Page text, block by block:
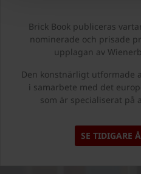
Brick Book publiceras
nominerade och prisade
upplagan av
Den konstnärligt utformade
i samarbete med det
som är specialiserat på
SE TIDIGARE